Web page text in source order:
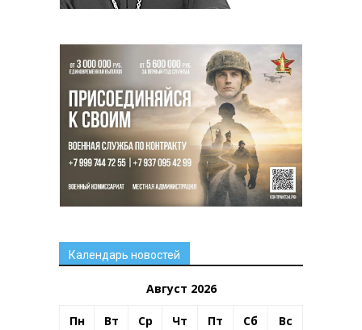
Календарь новостей
Август 2026
Пн Вт Ср Чт Пт Сб Вс